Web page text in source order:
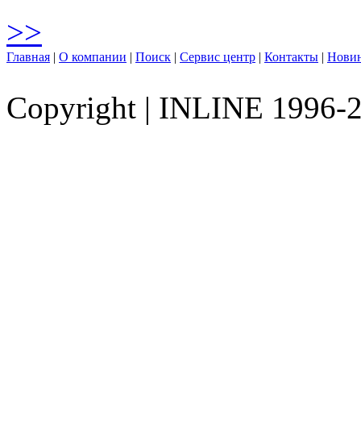
>>
Главная | О компании | Поиск | Сервис центр | Контакты |
Copyright | INLINE 1996-